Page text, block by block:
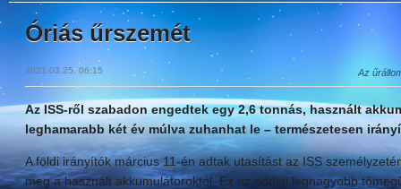
Óriás űrszemét
2021.03.25. 06:15 Az
Az ISS-ről szabadon engedtek egy 2,6 tonnás, használt
leghamarabb két év múlva zuhanhat le – természetesen
A földi irányítók március 11-én adtak utasítást az ISS
meg a használt akkumulátoroktól. Ez az eddigi legnagyobb